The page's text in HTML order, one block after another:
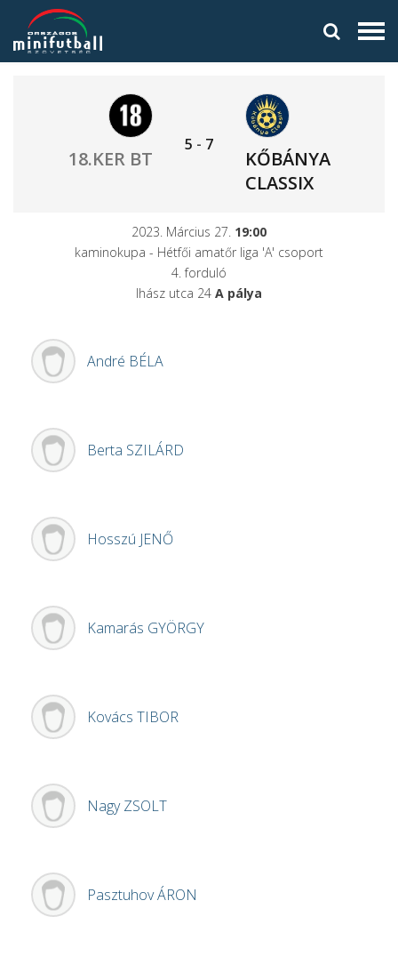
18.KER BT
5 - 7
KŐBÁNYA
CLASSIX
2023. Március 27. 19:00
kaminokupa - Hétfői amatőr liga 'A' csoport
4. forduló
Ihász utca 24 A pálya
André BÉLA
Berta SZILÁRD
Hosszú JENŐ
Kamarás GYÖRGY
Kovács TIBOR
NagyZSOLT
PasztuhovÁRON